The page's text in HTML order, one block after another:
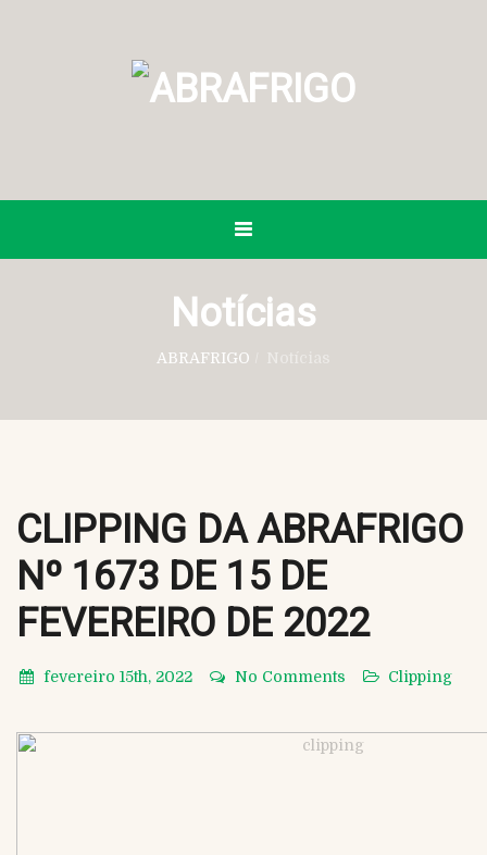
Notícias
ABRAFRIGO
CLIPPING DA ABRAFRIGO
Nº 1673 DE 15 DE
FEVEREIRO DE 2022
fevereiro 15th, 2022 No Comments Clipping